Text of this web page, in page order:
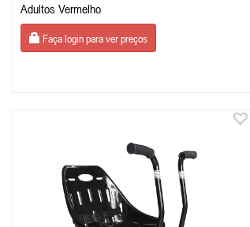
Adultos Vermelho
Faça login para ver preços